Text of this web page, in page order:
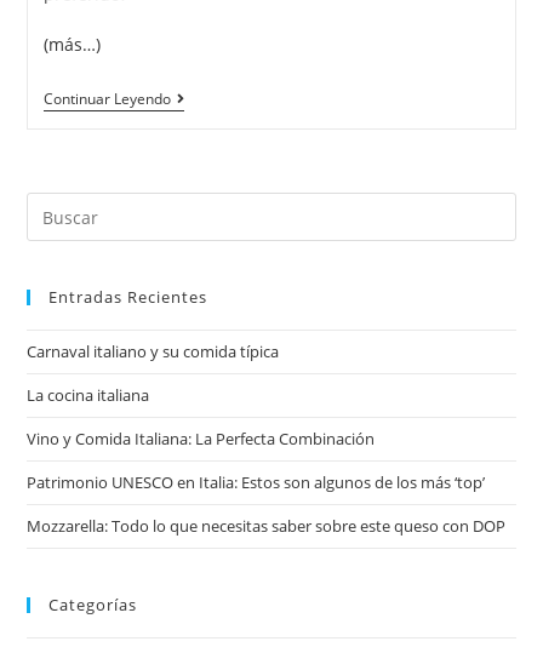
(más…)
Continuar LeyendoDiez
Postres
Todo
Mundo
Buscar
en
webEntradas Recientes
Carnaval italiano y su comida típica
La cocina italiana
Vino y Comida Italiana: La Perfecta Combinación
Patrimonio UNESCO en Italia: Estos son algunos de los más ‘top’
Mozzarella: Todo lo que necesitas saber sobre este queso con DOP
Categorías